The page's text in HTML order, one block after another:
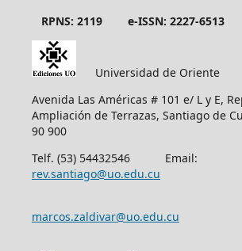
RPNS: 2119 e-ISSN: 2227-6513
Universidad de Oriente
Avenida Las Américas # 101 e/ L y E,
Ampliación de Terrazas, Santiago de
90 900
Telf. (53) 54432546 Email:
rev.santiago@uo.edu.cu
marcos.zaldivar@uo.edu.cu